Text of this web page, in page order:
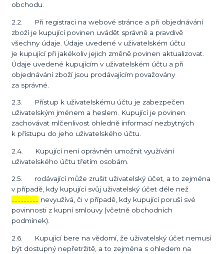
obchodu.
2.2. Při registraci na webové stránce a při objednávání
zboží je kupující povinen uvádět správně a pravdivě
všechny údaje. Údaje uvedené v uživatelském účtu
je kupující při jakékoliv jejich změně povinen aktualizovat.
Údaje uvedené kupujícím v uživatelském účtu a při
objednávání zboží jsou prodávajícím považovány
za správné.
2.3. Přístup k uživatelskému účtu je zabezpečen
uživatelským jménem a heslem. Kupující je povinen
zachovávat mlčenlivost ohledně informací nezbytných
k přístupu do jeho uživatelského účtu.
2.4. Kupující není oprávněn umožnit využívání
uživatelského účtu třetím osobám.
2.5. rodávající může zrušit uživatelský účet, a to zejména
v případě, kdy kupující svůj uživatelský účet déle než
nevyužívá, či v případě, kdy kupující poruší své
povinnosti z kupní smlouvy (včetně obchodních
podmínek).
2.6. Kupující bere na vědomí, že uživatelský účet nemusí
být dostupný nepřetržitě, a to zejména s ohledem na